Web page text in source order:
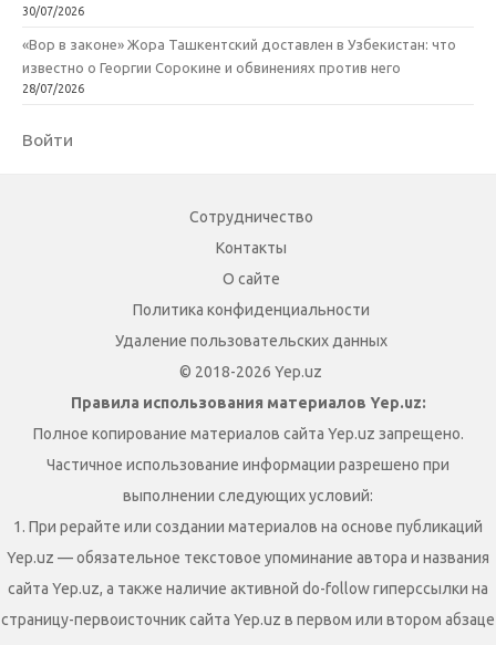
30/07/2026
«Вор в законе» Жора Ташкентский доставлен в Узбекистан: что
известно о Георгии Сорокине и обвинениях против него
28/07/2026
Войти
Сотрудничество
Контакты
О сайте
Политика конфиденциальности
Удаление пользовательских данных
© 2018-2026 Yep.uz
Правила использования материалов Yep.uz:
Полное копирование материалов сайта Yep.uz запрещено.
Частичное использование информации разрешено при
выполнении следующих условий:
1. При рерайте или создании материалов на основе публикаций
Yep.uz — обязательное текстовое упоминание автора и названия
сайта Yep.uz, а также наличие активной do-follow гиперссылки на
страницу-первоисточник сайта Yep.uz в первом или втором абзаце